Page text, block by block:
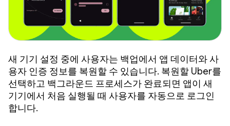
새 기기 설정 중에 사용자는 백업에서 앱 데이터와 사
용자 인증 정보를 복원할 수 있습니다. 복원할 Uber를
선택하고 백그라운드 프로세스가 완료되면 앱이 새
기기에서 처음 실행될 때 사용자를 자동으로 로그인
합니다.